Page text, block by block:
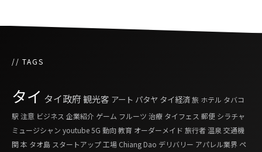
// TAGS
タイ タイ政府 観光客 アート パタヤ タイ経済旅 ホテル タバコ
駅 注意 ビジネス 企業紹介 ゲーム フルーツ 治療 タイフェス 郵便 シラチャ
ミュージシャン youtube5G 動向教育 オーダーメイド 旅行者温泉 交通機
関 本 タオ島 スタートアップ工場 Chiang Dao デリバリー アパレル業界 ペ